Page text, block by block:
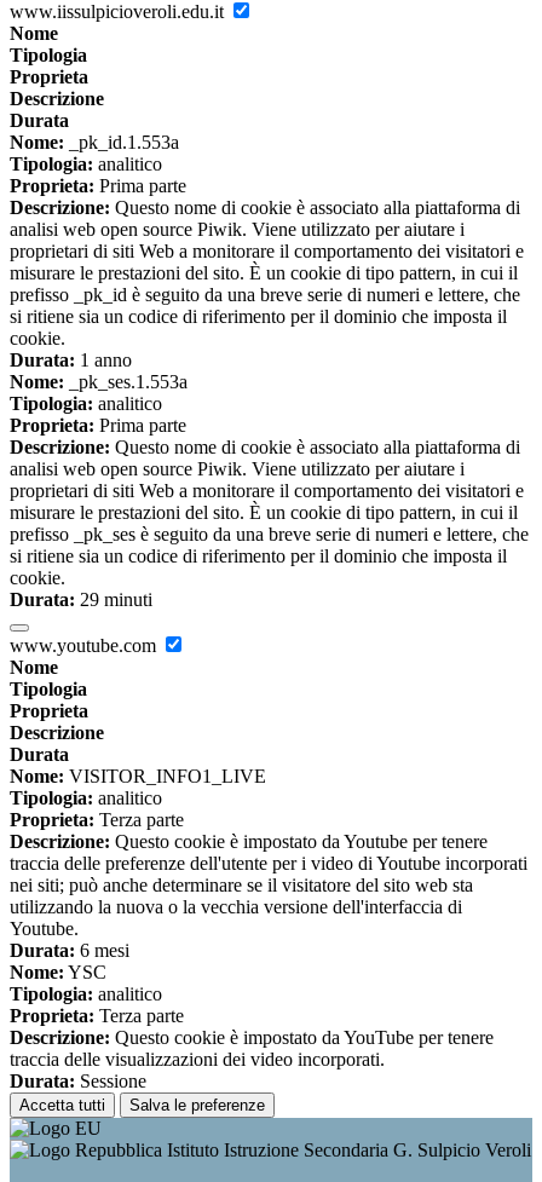
www.iissulpicioveroli.edu.it
Nome
Tipologia
Proprieta
Descrizione
Durata
Nome: _pk_id.1.553a
Tipologia: analitico
Proprieta: Prima parte
Descrizione: Questo nome di cookie è associato alla piattaforma di
analisi web open source Piwik. Viene utilizzato per aiutare i
proprietari di siti Web a monitorare il comportamento dei visitatori e
misurare le prestazioni del sito. È un cookie di tipo pattern, in cui il
prefisso _pk_id è seguito da una breve serie di numeri e lettere, che
si ritiene sia un codice di riferimento per il dominio che imposta il
cookie.
Durata: 1 anno
Nome: _pk_ses.1.553a
Tipologia: analitico
Proprieta: Prima parte
Descrizione: Questo nome di cookie è associato alla piattaforma di
analisi web open source Piwik. Viene utilizzato per aiutare i
proprietari di siti Web a monitorare il comportamento dei visitatori e
misurare le prestazioni del sito. È un cookie di tipo pattern, in cui il
prefisso _pk_ses è seguito da una breve serie di numeri e lettere, che
si ritiene sia un codice di riferimento per il dominio che imposta il
cookie.
Durata: 29 minuti
www.youtube.com
Nome
Tipologia
Proprieta
Descrizione
Durata
Nome: VISITOR_INFO1_LIVE
Tipologia: analitico
Proprieta: Terza parte
Descrizione: Questo cookie è impostato da Youtube per tenere
traccia delle preferenze dell'utente per i video di Youtube incorporati
nei siti; può anche determinare se il visitatore del sito web sta
utilizzando la nuova o la vecchia versione dell'interfaccia di
Youtube.
Durata: 6 mesi
Nome: YSC
Tipologia: analitico
Proprieta: Terza parte
Descrizione: Questo cookie è impostato da YouTube per tenere
traccia delle visualizzazioni dei video incorporati.
Durata: Sessione
Accetta tutti Salva le preferenze
Istituto Istruzione Secondaria G. Sulpicio Veroli